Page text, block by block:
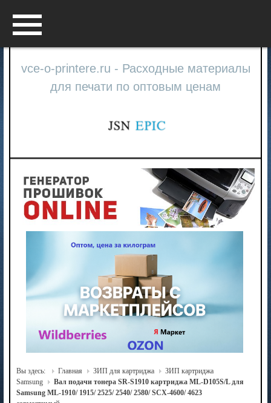
vce-o-printere.ru - Расходные материалы
для печати по оптовым ценам
Вы здесь: Главная ЗИП для картриджа
ЗИП картриджа
Samsung
Вал подачи тонера SR-S1910 картриджа ML-D105S/L для
Samsung ML-1910/ 1915/ 2525/ 2540/ 2580/ SCX-4600/ 4623